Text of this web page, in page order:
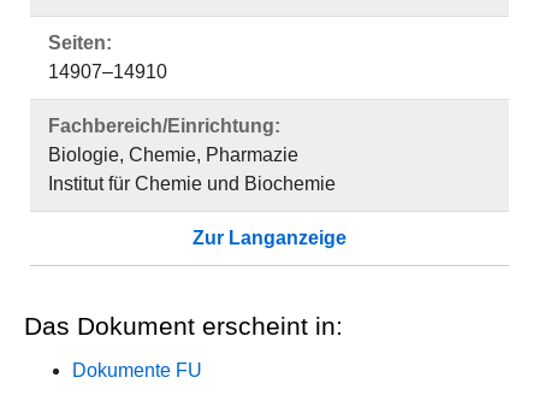
Seiten:
14907–14910
Fachbereich/Einrichtung:
Biologie, Chemie, Pharmazie
Institut für Chemie und Biochemie
Zur Langanzeige
Das Dokument erscheint in:
Dokumente FU